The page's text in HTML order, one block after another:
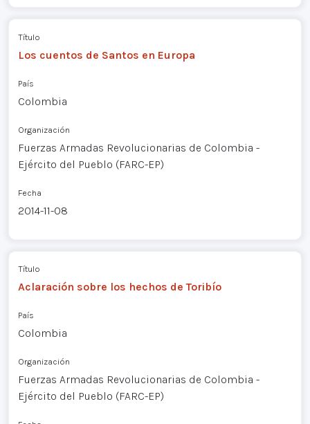
Título
Los cuentos de Santos en Europa
País
Colombia
Organización
Fuerzas Armadas Revolucionarias de Colombia -
Ejército del Pueblo (FARC-EP)
Fecha
2014-11-08
Título
Aclaración sobre los hechos de Toribío
País
Colombia
Organización
Fuerzas Armadas Revolucionarias de Colombia -
Ejército del Pueblo (FARC-EP)